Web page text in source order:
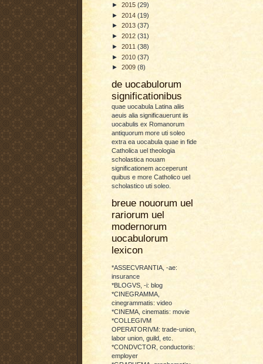
► 2015 (29)
► 2014 (19)
► 2013 (37)
► 2012 (31)
► 2011 (38)
► 2010 (37)
► 2009 (8)
de uocabulorum
significationibus
quae uocabula Latina aliis
aeuis alia significauerunt iis
uocabulis ex Romanorum
antiquorum more uti soleo
extra ea uocabula quae in fide
Catholica uel theologia
scholastica nouam
significationem acceperunt
quibus e more Catholico uel
scholastico uti soleo.
breue nouorum uel
rariorum uel
modernorum
uocabulorum
lexicon
*ASSECVRANTIA, -ae:
insurance
*BLOGVS, -i: blog
*CINEGRAMMA,
cinegrammatis: video
*CINEMA, cinematis: movie
*COLLEGIVM
OPERATORIVM: trade-union,
labor union, guild, etc.
*CONDVCTOR, conductoris:
employer